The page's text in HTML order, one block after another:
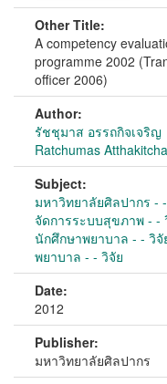
Other Title:
A competency
programme 2002
officer 2006)
Author:
รัชชุมาส อรรถกิจเจริญ
Ratchumas
Subject:
มหาวิทยาลัยศิลปากร -
จัดการระบบสุขภาพ - -
นักศึกษาพยาบาล - - วิจั
พยาบาล - - วิจัย
Date:
2012
Publisher:
มหาวิทยาลัยศิลปากร